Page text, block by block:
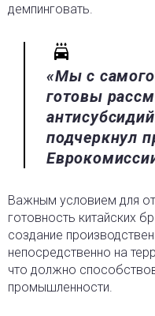
демпинговать.
«Мы с самого
готовы
подчеркнул
Важным условием для
готовность китайских
создание
непосредственно на
что должно
промышленности.